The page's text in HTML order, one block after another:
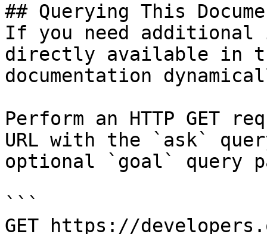
## Querying This
If you need
directly available in
documentation
Perform an HTTP GET
URL with the `ask`
optional `goal` query
```
GET https://